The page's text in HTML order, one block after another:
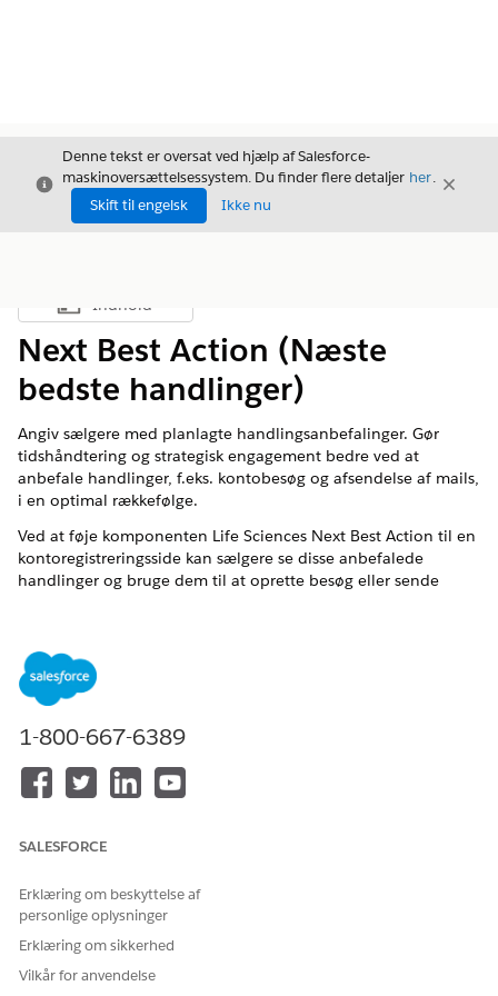
Luk
Denne tekst er oversat ved hjælp af Salesforce-
maskinoversættelsessystem. Du finder flere detaljer her.
Skift til engelsk
Ikke nu
Luk
Vis indholdsfortegnelse
Indhold
Next Best Action (Næste
bedste handlinger)
Angiv sælgere med planlagte handlingsanbefalinger. Gør
tidshåndtering og strategisk engagement bedre ved at
anbefale handlinger, f.eks. kontobesøg og afsendelse af mails,
i en optimal rækkefølge.
Ved at føje komponenten Life Sciences Next Best Action til en
kontoregistreringsside kan sælgere se disse anbefalede
handlinger og bruge dem til at oprette besøg eller sende
Konfigurer de krævede udløserhandlers, brugertilladelser
og handlinger. Brugere kan oprette besøg eller sende
mails direkte fra Next Best Action-komponenten. Appen
deler anbefalinger efter område og sporer udførte
direkte fra komponenten.
kontoregistreringsside
Action-komponenten på kontoregistreringssiden. Hvis en
anbefaling ikke er relevant, kan brugerne springe over den
anbefalede aktivitet, opdaterer komponenten
anbefalingsregistreringen.
1-800-667-6389
SALESFORCE
Erklæring om beskyttelse af
personlige oplysninger
Erklæring om sikkerhed
Vilkår for anvendelse